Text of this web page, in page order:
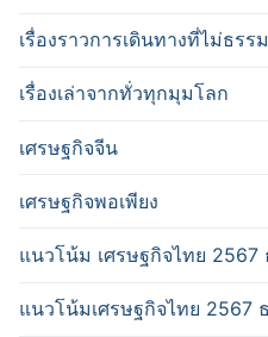
เรื่องราวการเดินทางที่ไม่ธรร
เรื่องเล่าจากทั่วทุกมุมโลก
เศรษฐกิจจีน
เศรษฐกิจพอเพียง
แนวโน้ม เศรษฐกิจไทย 2567
แนวโน้มเศรษฐกิจไทย 2567